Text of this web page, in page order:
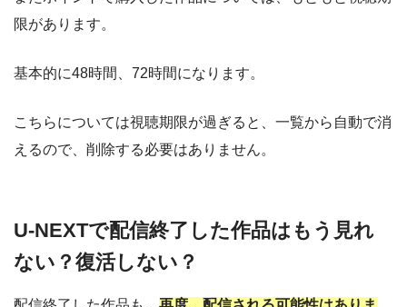
限があります。
基本的に48時間、72時間になります。
こちらについては視聴期限が過ぎると、一覧から自動で消
えるので、削除する必要はありません。
U-NEXTで配信終了した作品はもう見れ
ない？復活しない？